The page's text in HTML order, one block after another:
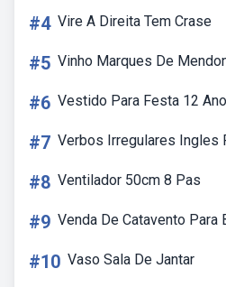
#4 Vire A Direita Tem Crase
#5 Vinho Marques De
#6 Vestido Para Festa 12
#7 Verbos Irregulares Ingles
#8 Ventilador 50cm 8 Pas
#9 Venda De Catavento Para
#10 Vaso Sala De Jantar